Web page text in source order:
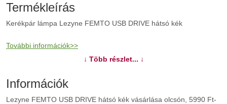
Termékleírás
Kerékpár lámpa Lezyne FEMTO USB DRIVE hátsó kék
További információk>>
↓ Több részlet... ↓
Információk
Lezyne FEMTO USB DRIVE hátsó kék vásárlása olcsón, 5990 Ft-